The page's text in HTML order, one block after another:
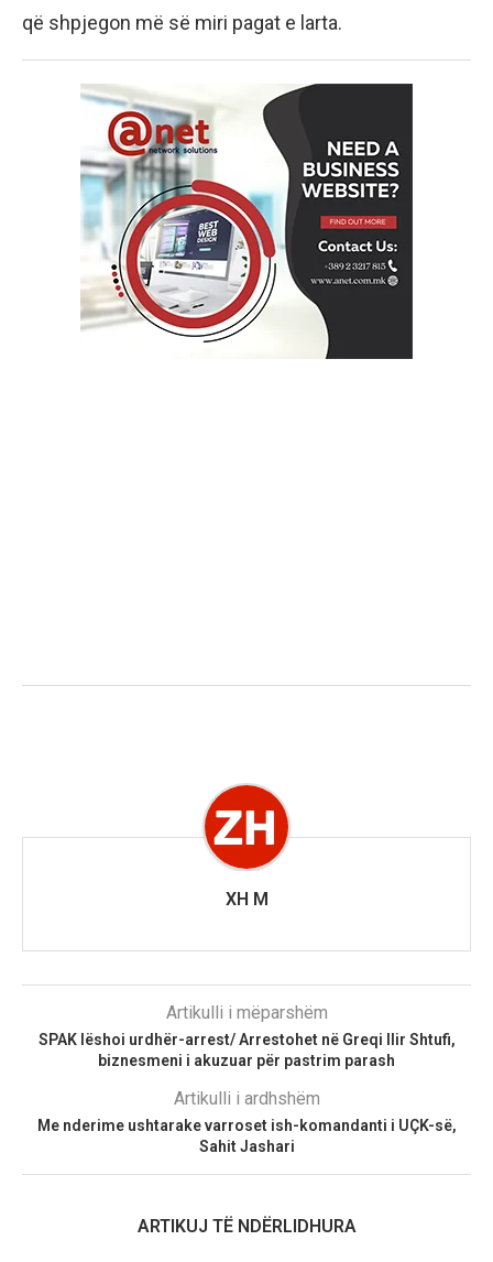
që shpjegon më së miri pagat e larta.
XH M
Artikulli i mëparshëm
SPAK lëshoi urdhër-arrest/ Arrestohet në Greqi Ilir Shtufi,
biznesmeni i akuzuar për pastrim parash
Artikulli i ardhshëm
Me nderime ushtarake varroset ish-komandanti i UÇK-së,
Sahit Jashari
ARTIKUJ TË NDËRLIDHURA